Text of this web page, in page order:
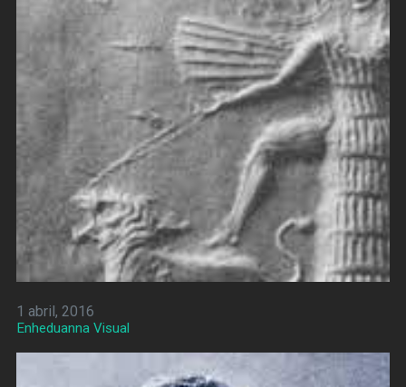
1 abril, 2016
Enheduanna Visual